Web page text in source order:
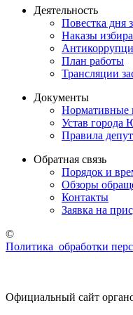
Деятельность
Повестка дня
Наказы
План работы
Трансляции
Документы
Нормативные
Устав города
Правила
Обратная связь
Порядок и
Обзоры
Контакты
Заявка на
©
Политика обработки
Официальный сайт